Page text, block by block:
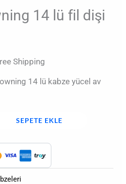
14 lü fil dişi
Shipping
14 lü kabze yücel av
SEPETE EKLE